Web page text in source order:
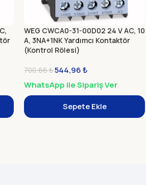
WEG CWCA0-31-00D02 24 V AC, 10
A, 3NA+1NK Yardımcı Kontaktör
(Kontrol Rölesi)
700,66₺544,96₺
WhatsApp ile Sipariş Ver
Sepete Ekle